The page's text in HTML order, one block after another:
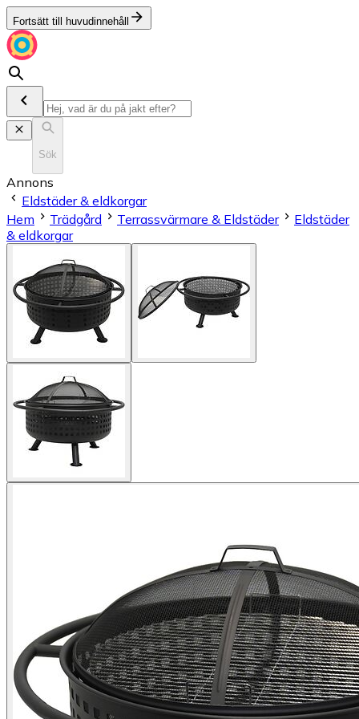
Fortsätt till huvudinnehåll
Sök
Annons
Eldstäder & eldkorgar
Hem
Trädgård Terrassvärmare & Eldstäder
Eldstäder
& eldkorgar